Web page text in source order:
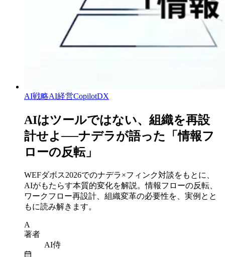
AI戦略AI経営CopilotDX
AIはツールではない、組織を再設
計せよ──ナデラが語った「情報フ
ローの反転」
WEFダボス2026でのナデラ×フィンク対談をもとに、
AIがもたらす本質的変化を解説。情報フローの反転、
ワークフロー再設計、組織変革の必要性を、実例とと
もに読み解きます。
A
著者
AI侍